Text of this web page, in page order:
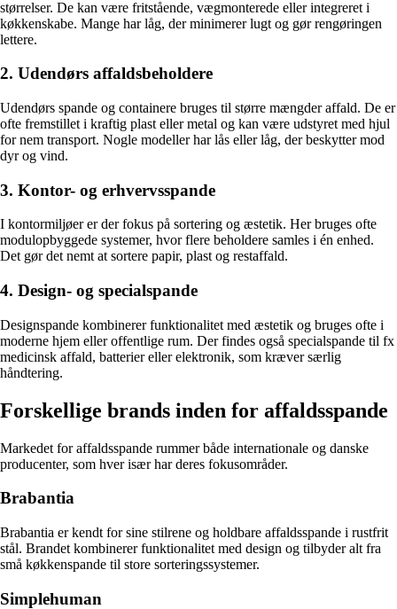
størrelser. De kan være fritstående, vægmonterede eller integreret i
køkkenskabe. Mange har låg, der minimerer lugt og gør rengøringen
lettere.
2. Udendørs affaldsbeholdere
Udendørs spande og containere bruges til større mængder affald. De er
ofte fremstillet i kraftig plast eller metal og kan være udstyret med hjul
for nem transport. Nogle modeller har lås eller låg, der beskytter mod
dyr og vind.
3. Kontor- og erhvervsspande
I kontormiljøer er der fokus på sortering og æstetik. Her bruges ofte
modulopbyggede systemer, hvor flere beholdere samles i én enhed.
Det gør det nemt at sortere papir, plast og restaffald.
4. Design- og specialspande
Designspande kombinerer funktionalitet med æstetik og bruges ofte i
moderne hjem eller offentlige rum. Der findes også specialspande til fx
medicinsk affald, batterier eller elektronik, som kræver særlig
håndtering.
Forskellige brands inden for affaldsspande
Markedet for affaldsspande rummer både internationale og danske
producenter, som hver især har deres fokusområder.
Brabantia
Brabantia er kendt for sine stilrene og holdbare affaldsspande i rustfrit
stål. Brandet kombinerer funktionalitet med design og tilbyder alt fra
små køkkenspande til store sorteringssystemer.
Simplehuman